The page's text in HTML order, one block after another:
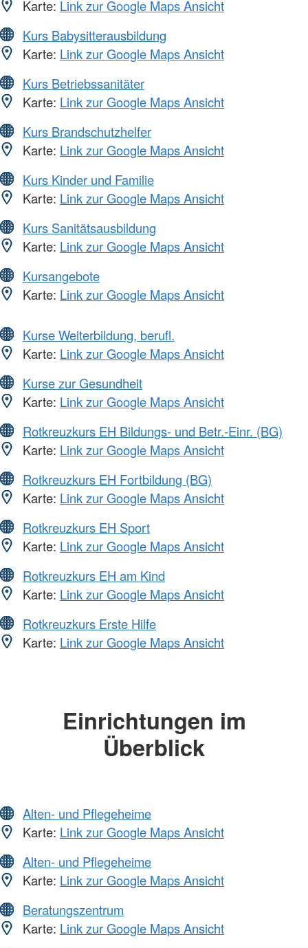
Karte: Link zur Google Maps Ansicht
Kurs Babysitterausbildung
Karte: Link zur Google Maps Ansicht
Kurs Betriebssanitäter
Karte: Link zur Google Maps Ansicht
Kurs Brandschutzhelfer
Karte: Link zur Google Maps Ansicht
Kurs Kinder und Familie
Karte: Link zur Google Maps Ansicht
Kurs Sanitätsausbildung
Karte: Link zur Google Maps Ansicht
Kursangebote
Karte: Link zur Google Maps Ansicht
Kurse Weiterbildung, berufl.
Karte: Link zur Google Maps Ansicht
Kurse zur Gesundheit
Karte: Link zur Google Maps Ansicht
Rotkreuzkurs EH Bildungs- und Betr.-Einr. (BG)
Karte: Link zur Google Maps Ansicht
Rotkreuzkurs EH Fortbildung (BG)
Karte: Link zur Google Maps Ansicht
Rotkreuzkurs EH Sport
Karte: Link zur Google Maps Ansicht
Rotkreuzkurs EH am Kind
Karte: Link zur Google Maps Ansicht
Rotkreuzkurs Erste Hilfe
Karte: Link zur Google Maps Ansicht
Einrichtungen im
Überblick
Alten- und Pflegeheime
Karte: Link zur Google Maps Ansicht
Alten- und Pflegeheime
Karte: Link zur Google Maps Ansicht
Beratungszentrum
Karte: Link zur Google Maps Ansicht